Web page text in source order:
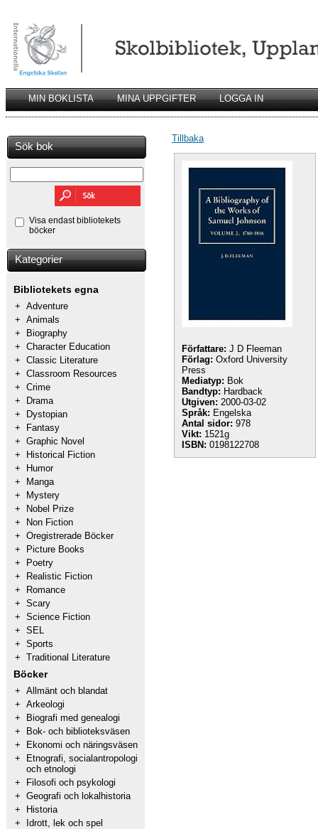
MIN BOKLISTA MINA UPPGIFTER LOGGA IN
Sök bok
Visa endast bibliotekets
böcker
Kategorier
Bibliotekets egna
+ Adventure
+ Animals
+
Biography
+ Character Education
+ Classic Literature
+ Classroom Resources
+ Crime
+
Drama
+
Dystopian
+
Fantasy
+ Graphic Novel
+
Historical Fiction
+
Humor
+
Manga
+
Mystery
+
Nobel Prize
+
Non Fiction
+ Oregistrerade Böcker
+
Picture Books
+
Poetry
+
Realistic Fiction
+
Romance
+ Scary
+ Science Fiction
+ SEL
+ Sports
+ Traditional Literature
Böcker
+ Allmänt och blandat
+ Arkeologi
+
Biografi med genealogi
+
Bok- och biblioteksväsen
+
Ekonomi och näringsväsen
+
Etnografi, socialantropologi
och etnologi
+
Filosofi och psykologi
+ Geografi och lokalhistoria
+
Historia
+
Idrott, lek och spel
Tillbaka
Författare: J D Fleeman
Förlag: Oxford University
Press
Mediatyp: Bok
Bandtyp: Hardback
Utgiven: 2000-03-02
Språk: Engelska
Antal sidor: 978
Vikt: 1521g
ISBN: 0198122708